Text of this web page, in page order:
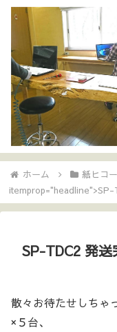
ホーム 紙ヒコ
SP-TDC2 発
散々お待たせしちゃ
×５台、